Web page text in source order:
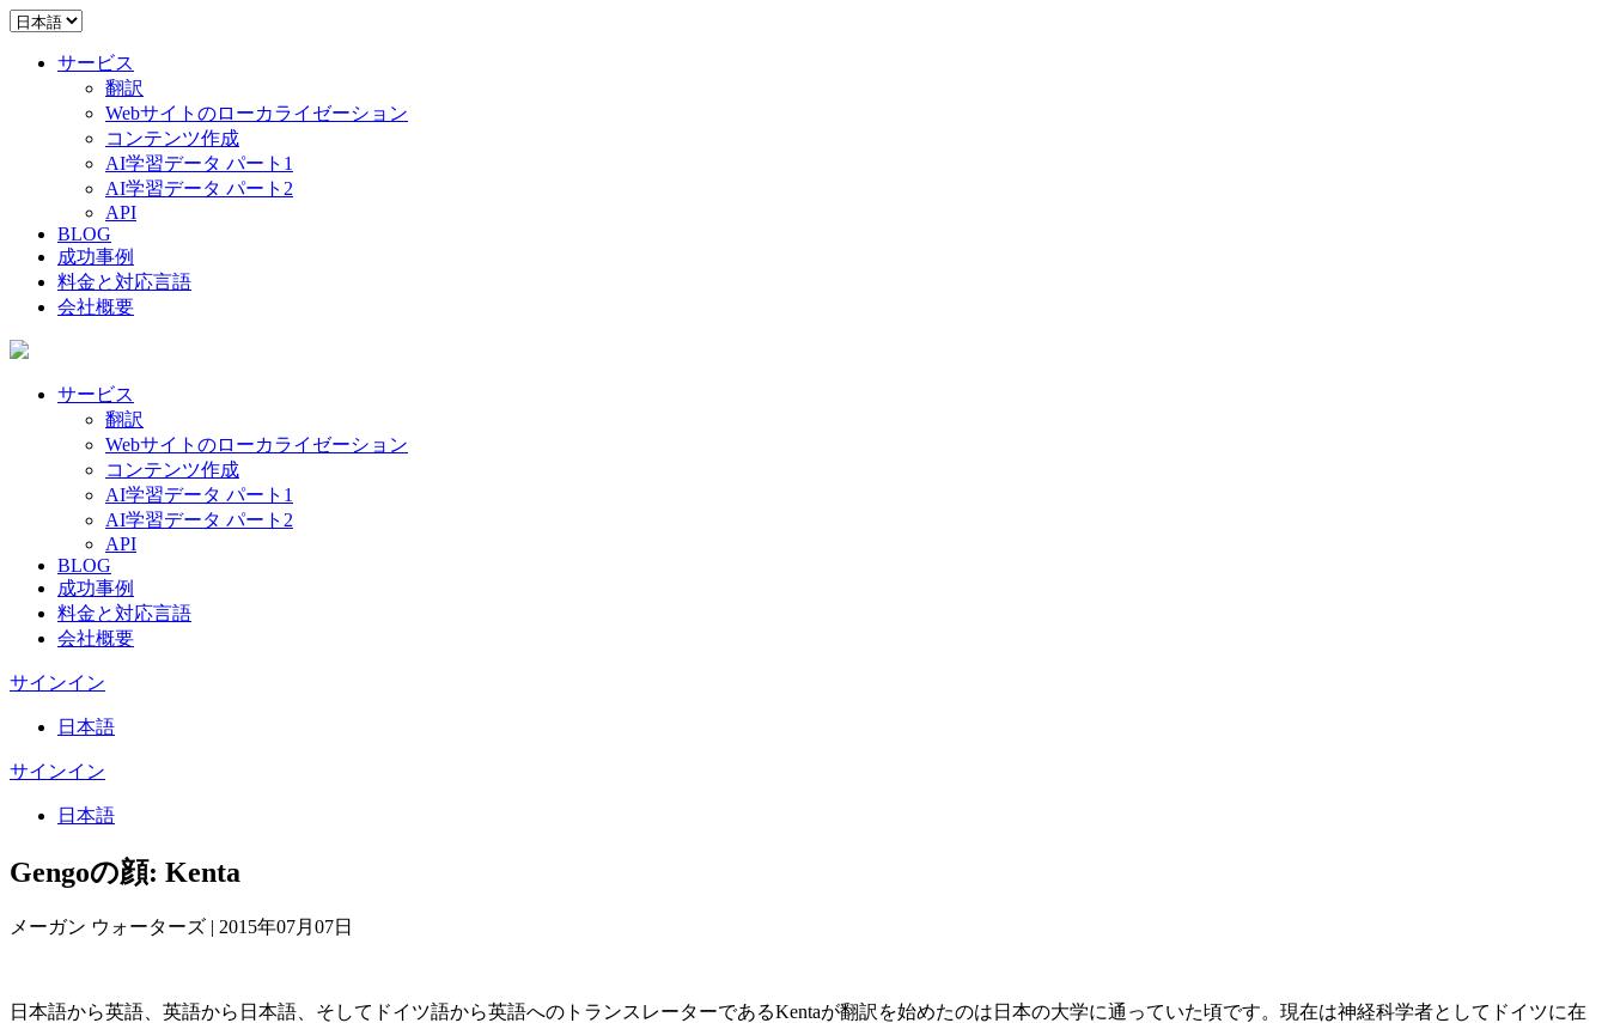
サービス
翻訳
Webサイトのローカライゼーション
コンテンツ作成
AI学習データ パート1
AI学習データ パート2
API
BLOG
成功事例
料金と対応言語
会社概要
サービス
翻訳
Webサイトのローカライゼーション
コンテンツ作成
AI学習データ パート1
AI学習データ パート2
API
BLOG
成功事例
料金と対応言語
会社概要
サインイン
日本語
サインイン
日本語
Gengoの顔: Kenta
メーガン ウォーターズ | 2015年07月07日
日本語から英語、英語から日本語、そしてドイツ語から英語へのトランスレーターであるKentaが翻訳を始めたのは日本の大学に通っていた頃です。現在は神経科学者としてドイツに在